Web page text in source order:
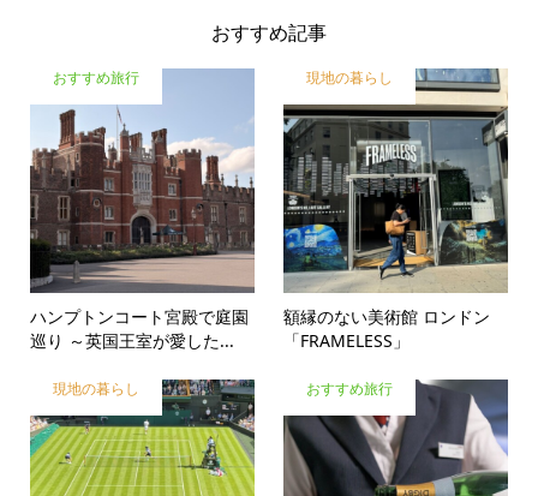
おすすめ記事
おすすめ旅行
ハンプトンコート宮殿で庭園
巡り ～英国王室が愛した...
現地の暮らし
額縁のない美術館 ロンドン
「FRAMELESS」
現地の暮らし おすすめ旅行